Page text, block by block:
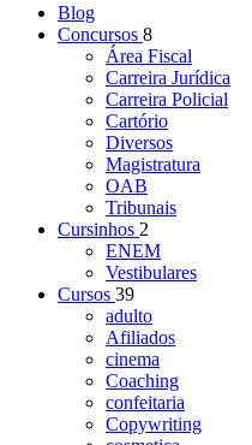
Blog
Concursos 8
Área Fiscal
Carreira Jurídica
Carreira Policial
Cartório
Diversos
Magistratura
OAB
Tribunais
Cursinhos 2
ENEM
Vestibulares
Cursos 39
adulto
Afiliados
cinema
Coaching
confeitaria
Copywriting